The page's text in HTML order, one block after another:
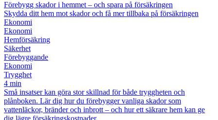
Förebygg skador i hemmet – och spara på försäkringen
Skydda ditt hem mot skador och få mer tillbaka på försäkringen
Ekonomi
Ekonomi
Hemförsäkring
Säkerhet
Förebyggande
Ekonomi
Trygghet
4 min
Små insatser kan göra stor skillnad för både tryggheten och
plånboken. Lär dig hur du förebygger vanliga skador som
vattenläckor, bränder och inbrott – och hur ett säkrare hem kan ge
dig lägre försäkringskostnader.